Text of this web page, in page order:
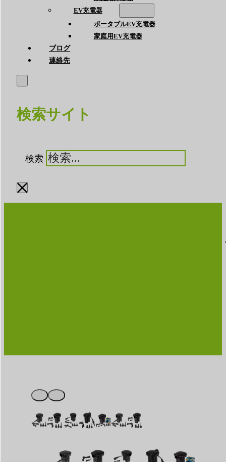
EV充電器
ポータブルEV充電器
家庭用EV充電器
ブログ
連絡先
検索サイト
検索
×